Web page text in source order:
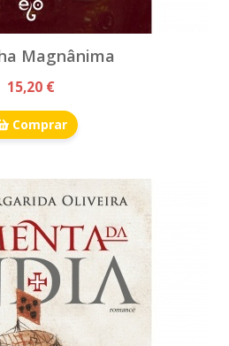
Magnânima
15,20 €
Comprar